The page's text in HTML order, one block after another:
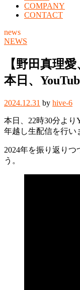
COMPANY
CONTACT
news
NEWS
【野田真理
本日、
2024.12.31 by hive-6
本日、22時30分より
年越し生配信を行い
2024年を振り返りつ
う。